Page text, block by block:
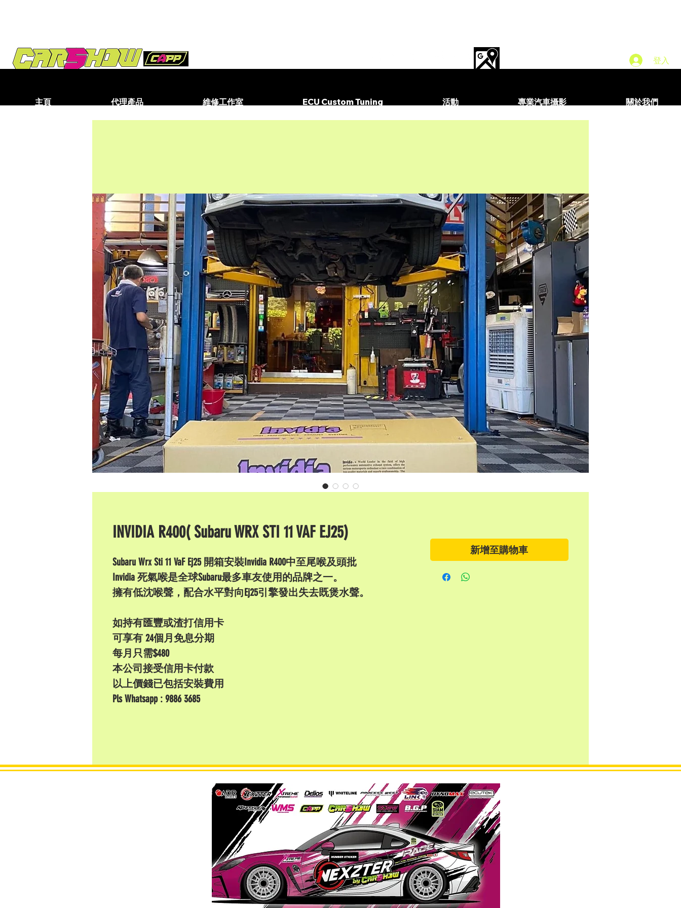
登入
主頁 代理產品 維修工作室 ECU Custom Tuning 活動 專業汽車攝影 關於我們
INVIDIA R400( Subaru WRX STI 11 VAF EJ25)
Subaru Wrx Sti 11 VaF Ej25 開箱安裝Invidia R400中至尾喉及頭批
Invidia 死氣喉是全球Subaru最多車友使用的品牌之一。
擁有低沈喉聲，配合水平對向Ej25引擎發出失去既煲水聲。
如持有匯豐或渣打信用卡
可享有 24個月免息分期
每月只需$480
本公司接受信用卡付款
以上價錢已包括安裝費用
Pls Whatsapp : 9886 3685
新增至購物車